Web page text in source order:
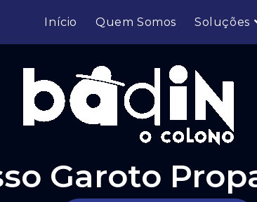
Início Quem Somos Soluções
Garoto